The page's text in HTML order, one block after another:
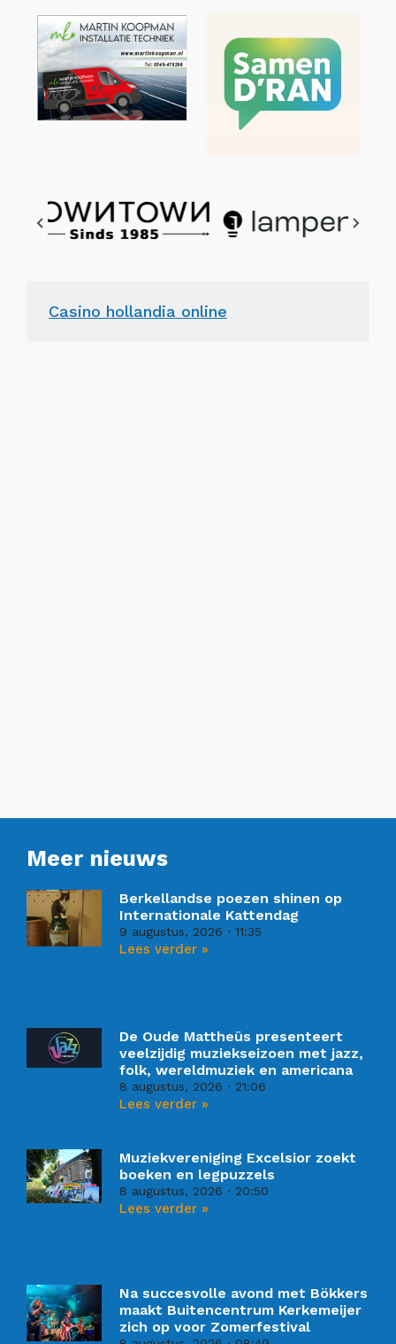
Casino hollandia online
Meer nieuws
Berkellandse poezen shinen op
Internationale Kattendag
9 augustus, 2026 11:35
Lees verder »
De Oude Mattheüs presenteert
veelzijdig muziekseizoen met jazz,
folk, wereldmuziek en americana
8 augustus, 2026 21:06
Lees verder »
Muziekvereniging Excelsior zoekt
boeken en legpuzzels
8 augustus, 2026 20:50
Lees verder »
Na succesvolle avond met Bökkers
maakt Buitencentrum Kerkemeijer
zich op voor Zomerfestival